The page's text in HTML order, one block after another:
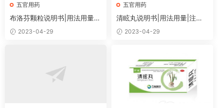
五官用药
布洛芬颗粒说明书|用法用量|
注意事项
2023-04-29
五官用药
清眩丸说明书|用法用量|注意
事项2023-04-29